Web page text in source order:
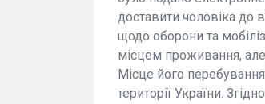
доставити чоловіка до
щодо оборони та
місцем проживання,
Місце його
території України.